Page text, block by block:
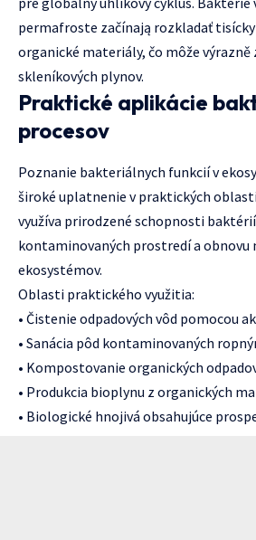
permafroste začínają rozkladať
organické materiály, čo môže výrazně
skleníkových plynov.
Praktické aplikácie
procesov
Poznanie bakteriálnych funkcií v
široké uplatnenie v praktických
využíva prirodzené schopnosti
kontaminovaných prostredí a obnovu
ekosystémov.
Oblasti praktického využitia:
• Čistenie odpadových vôd pomocou
• Sanácia pôd kontaminovaných
• Kompostovanie organických
• Produkcia bioplynu z organických
• Biologické hnojivá obsahujúce